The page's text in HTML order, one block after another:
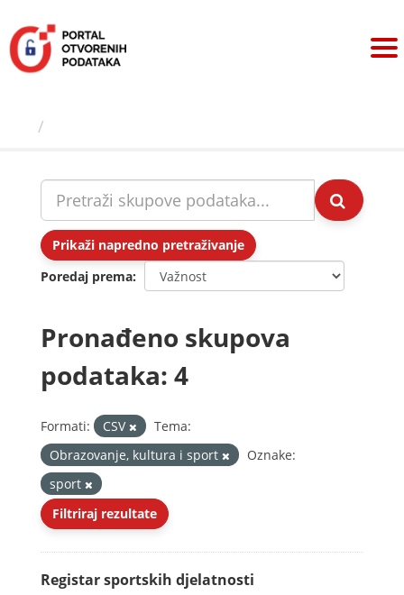
sadržaj
Prikaži napredno pretraživanje
Poredaj prema
Pronađeno skupova
podataka: 4
Formati: CSV
Tema:
Obrazovanje, kultura i sport
Oznake:
sport
Filtriraj rezultate
Registar sportskih djelatnosti